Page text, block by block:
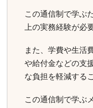
この通信制で学ぶ
上の実務経験が必
また、学費や生活
や給付金などの支
な負担を軽減する
この通信制で学ぶ